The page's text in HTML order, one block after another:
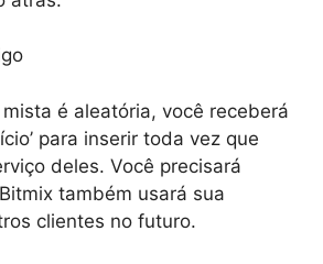
é aleatória, você receberá
para inserir toda vez que
deles. Você precisará
também usará sua
clientes no futuro.